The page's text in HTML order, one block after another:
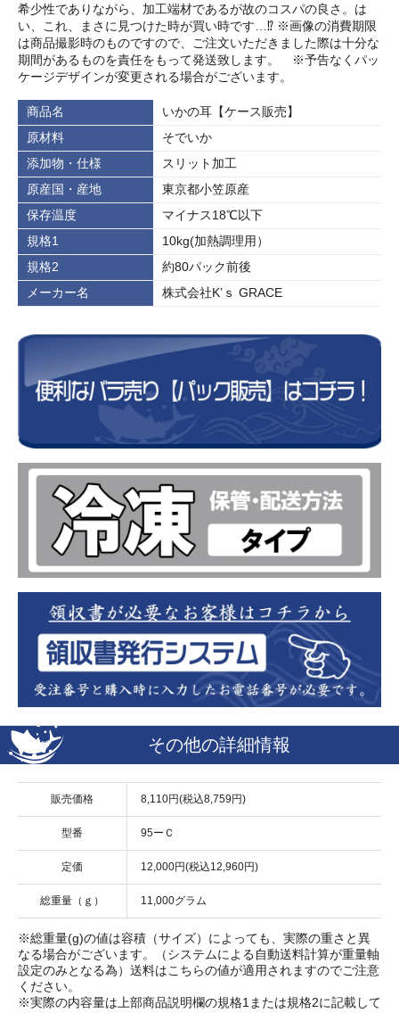
希少性でありながら、加工端材であるが故のコスパの良さ。は
い、これ、まさに見つけた時が買い時です…⁉ ※画像の消費期限
は商品撮影時のものですので、ご注文いただきました際は十分な
期間があるものを責任をもって発送致します。 ※予告なくパッ
ケージデザインが変更される場合がございます。
商品名
いかの耳【ケース販売】
原材料
そでいか
添加物・仕様
スリット加工
原産国・産地
東京都小笠原産
保存温度
マイナス18℃以下
規格1
10kg(加熱調理用）
規格2
約80パック前後
メーカー名
株式会社K’ｓ GRACE
その他の詳細情報
販売価格 8,110円(税込8,759円)
型番 95ーＣ
定価 12,000円(税込12,960円)
総重量（ｇ） 11,000グラム
※総重量(g)の値は容積（サイズ）によっても、実際の重さと異
なる場合がございます。（システムによる自動送料計算が重量軸
設定のみとなる為）送料はこちらの値が適用されますのでご注意
ください。
※実際の内容量は上部商品説明欄の規格1または規格2に記載して